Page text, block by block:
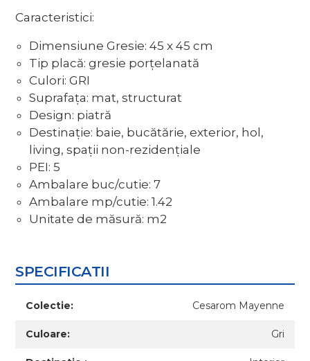
Caracteristici:
Dimensiune Gresie: 45 x 45 cm
Tip placă: gresie porțelanată
Culori: GRI
Suprafața: mat, structurat
Design: piatră
Destinație: baie, bucătărie, exterior, hol,
living, spații non-rezidențiale
PEI: 5
Ambalare buc/cutie: 7
Ambalare mp/cutie: 1.42
Unitate de măsură: m2
SPECIFICATII
Colectie: Cesarom Mayenne
Culoare: Gri